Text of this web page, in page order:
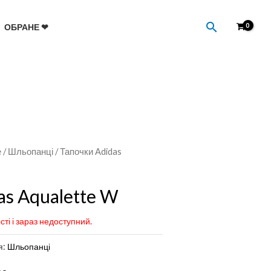
ОБРАНЕ ❤ Пошук
/Шльопанці / Тапочки Adidas
Aqualette W
і зараз недоступний.
Шльопанці